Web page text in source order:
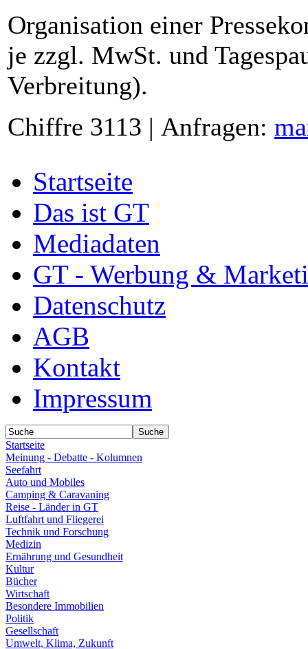
Organisation einer
je zzgl. MwSt. und
Verbreitung).
Chiffre 3113 | Anfragen:
Startseite
Das ist GT
Mediadaten
GT - Werbung &
Datenschutz
AGB
Kontakt
Impressum
Startseite
Meinung - Debatte - Kolumnen
Seefahrt
Auto und Mobiles
Camping & Caravaning
Reise - Länder in GT
Luftfahrt und Fliegerei
Technik und Forschung
Medizin
Ernährung und Gesundheit
Kultur
Bücher
Wirtschaft
Besondere Immobilien
Politik
Gesellschaft
Umwelt, Klima, Zukunft